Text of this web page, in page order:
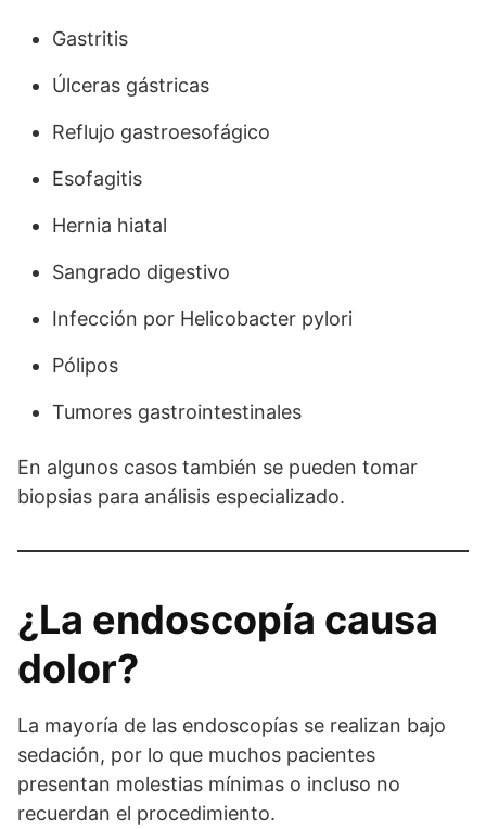
Gastritis
Úlceras gástricas
Reflujo gastroesofágico
Esofagitis
Hernia hiatal
Sangrado digestivo
Infección por Helicobacter pylori
Pólipos
Tumores gastrointestinales
En algunos casos también se pueden tomar
biopsias para análisis especializado.
¿La endoscopía causa
dolor?
La mayoría de las endoscopías se realizan bajo
sedación, por lo que muchos pacientes
presentan molestias mínimas o incluso no
recuerdan el procedimiento.